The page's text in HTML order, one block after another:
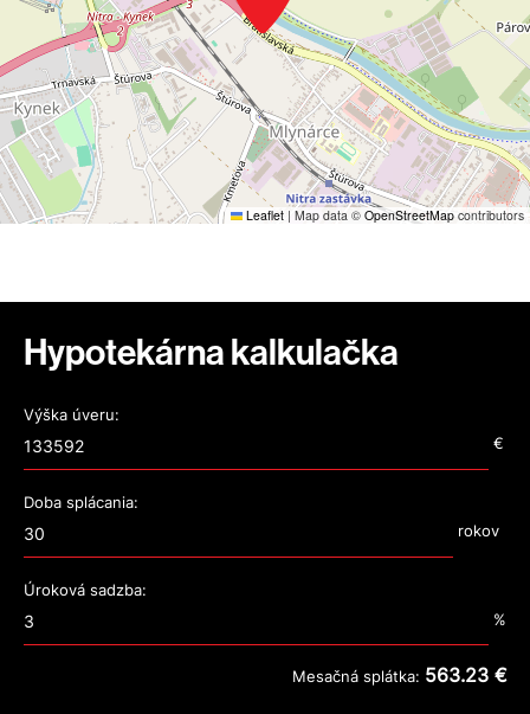
Leaflet | Map data © OpenStreetMap contributors
Hypotekárna kalkulačka
Výška úveru:
€
Doba splácania:
rokov
Úroková sadzba:
%
Mesačná splátka: 563.23 €